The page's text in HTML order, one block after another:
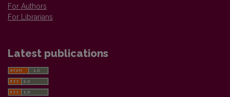
For Authors
For Librarians
Latest publications